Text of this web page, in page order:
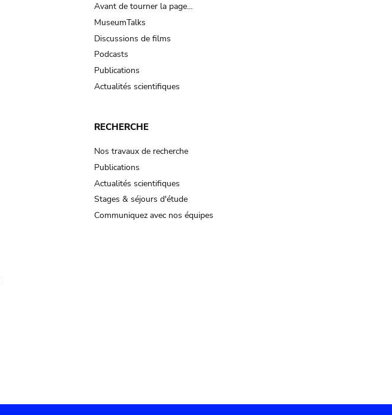
Avant de tourner la page…
MuseumTalks
Discussions de films
Podcasts
Publications
Actualités scientifiques
RECHERCHE
Nos travaux de recherche
Publications
Actualités scientifiques
Stages & séjours d'étude
Communiquez avec nos équipes